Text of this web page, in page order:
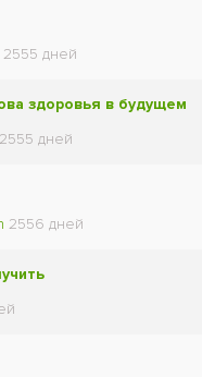
2555 дней
здоровья в будущем
2555 дней
2556 дней